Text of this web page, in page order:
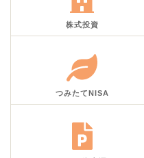
株式投資
つみたてNISA